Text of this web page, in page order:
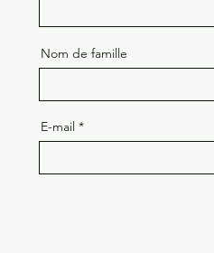
Nom de famille
E-mail